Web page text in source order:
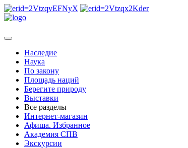
Наследие
Наука
По закону
Площадь наций
Берегите природу
Выставки
Все разделы
Интернет-магазин
Афиша. Избранное
Академия СПВ
Экскурсии